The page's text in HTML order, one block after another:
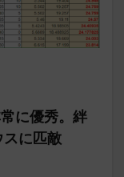
に優秀。絆
スに匹敵